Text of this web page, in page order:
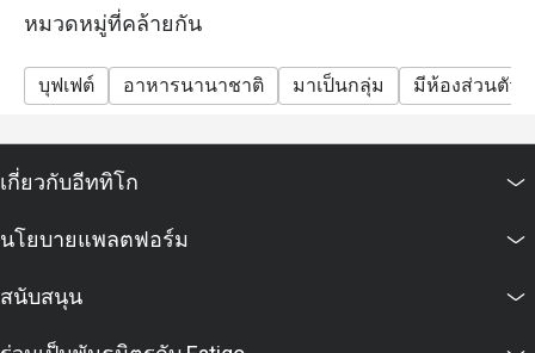
- เพื่อความสะดวกของคุณลูกค้า กรุณาแจ้งให้เราทราบ
หากคุณมีข้อจำกัดทางอาหาร อาการแพ้อาหาร หรือ
คำขอพิเศษ
มีทั้งบุฟเฟต์สุดอลังการและดนตรีแจ๊สสด ถือเป็นวิธีที่
ครอบครัว
-เด็ก (อายุ 3-12 ปี) 1,400++ บาท
หมวดหมู่ที่คล้ายกัน
บุฟเฟต์ อาหารนานาชาติ มาเป็นกลุ่ม มีห้องส่วนตัว
เกี่ยวกับอีททิโก
นโยบายแพลตฟอร์ม
สนับสนุน